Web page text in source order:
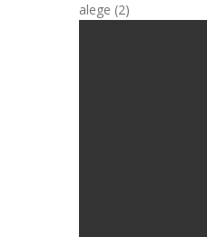
alege (2)